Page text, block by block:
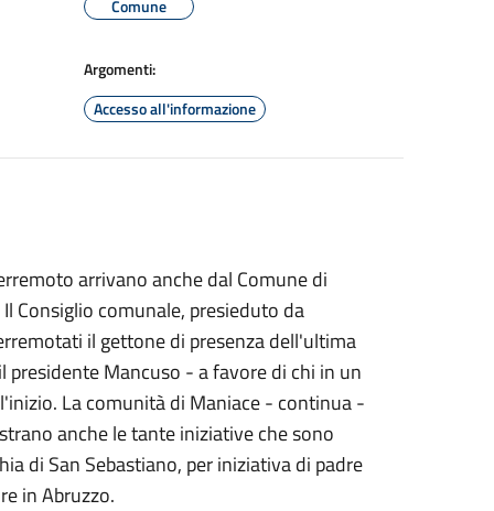
Comune
Argomenti:
Accesso all'informazione
arrivano anche dal Comune di
Consiglio comunale, presieduto da
il gettone di presenza dell'ultima
Mancuso - a favore di chi in un
La comunità di Maniace - continua -
anche le tante iniziative che sono
di San Sebastiano, per iniziativa di padre
in Abruzzo.